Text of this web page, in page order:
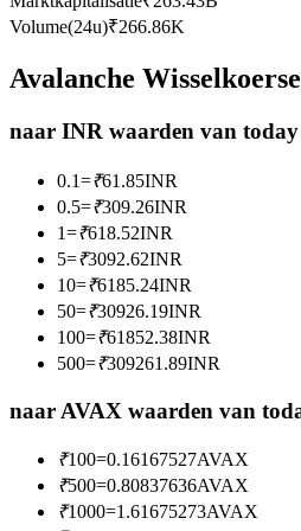
Futures met USDC als onderpand
Kopiëren Handel
Sluit je aan bij top traders
Volume(24u)₹266.86K
Avalanche
naar INR waarden van today
0.1=₹61.85INR
0.5=₹309.26INR
1=₹618.52INR
5=₹3092.62INR
10=₹6185.24INR
50=₹30926.19INR
100=₹61852.38INR
500=₹309261.89INR
naar AVAX waarden van
₹100=0.16167527AVAX
₹500=0.80837636AVAX
₹1000=1.61675273AVAX